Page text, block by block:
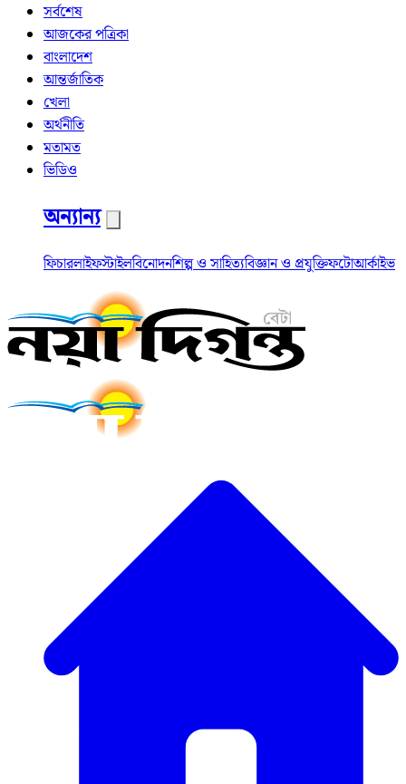
সর্বশেষ
আজকের পত্রিকা
বাংলাদেশ
আন্তর্জাতিক
খেলা
অর্থনীতি
মতামত
ভিডিও
অন্যান্য
ফিচারলাইফস্টাইলবিনোদনশিল্প ও সাহিত্যবিজ্ঞান ও প্রযুক্তিফটোআর্কাইভ